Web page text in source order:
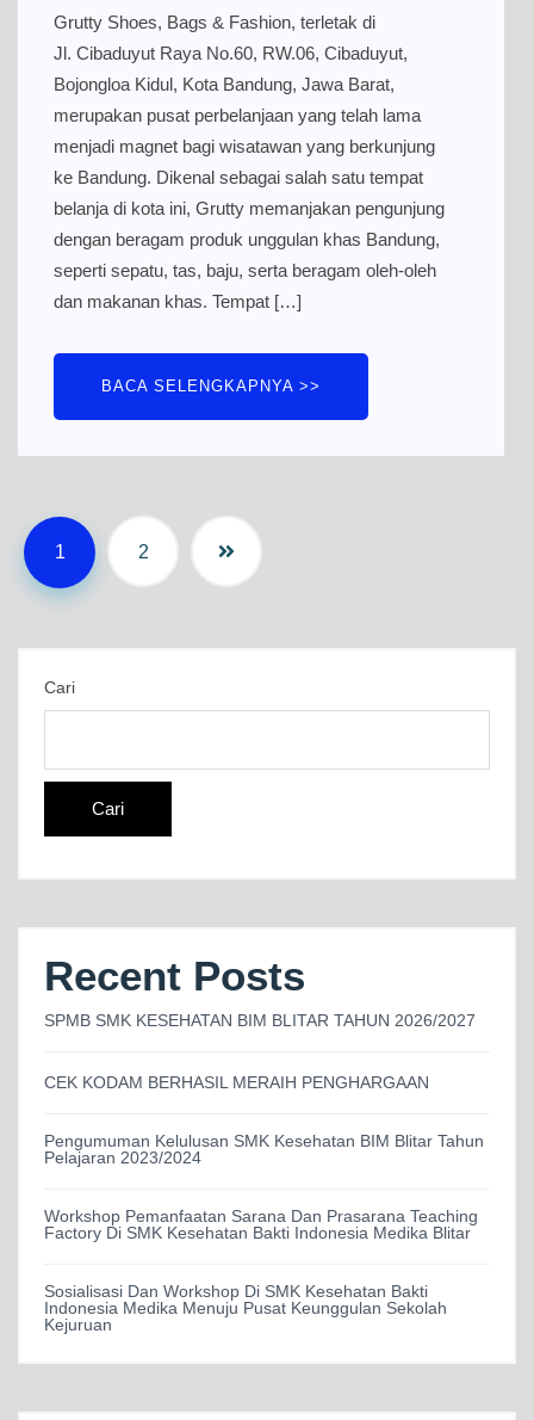
Grutty Shoes, Bags & Fashion, terletak di
Jl. Cibaduyut Raya No.60, RW.06, Cibaduyut,
Bojongloa Kidul, Kota Bandung, Jawa Barat,
merupakan pusat perbelanjaan yang telah lama
menjadi magnet bagi wisatawan yang berkunjung
ke Bandung. Dikenal sebagai salah satu tempat
belanja di kota ini, Grutty memanjakan pengunjung
dengan beragam produk unggulan khas Bandung,
seperti sepatu, tas, baju, serta beragam oleh-oleh
dan makanan khas. Tempat […]
BACA SELENGKAPNYA >>
1 2
Cari
Cari
Recent Posts
SPMB SMK KESEHATAN BIM BLITAR TAHUN 2026/2027
CEK KODAM BERHASIL MERAIH PENGHARGAAN
Pengumuman Kelulusan SMK Kesehatan BIM Blitar Tahun
Pelajaran 2023/2024
Workshop Pemanfaatan Sarana Dan Prasarana Teaching
Factory Di SMK Kesehatan Bakti Indonesia Medika Blitar
Sosialisasi Dan Workshop Di SMK Kesehatan Bakti
Indonesia Medika Menuju Pusat Keunggulan Sekolah
Kejuruan